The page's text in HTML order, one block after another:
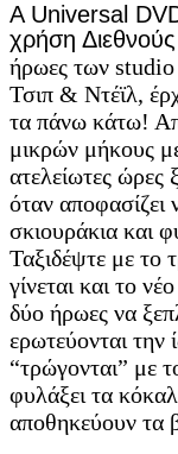
A Universal
χρήση Διεθνούς
ήρωες των studio
Τσιπ & Ντέϊλ,
τα πάνω κάτω!
μικρών μήκους
ατελείωτες ώρες
όταν αποφασίζει
σκιουράκια και
Ταξιδέψτε με το
γίνεται και το
δύο ήρωες να
ερωτεύονται την
“τρώγονται” με
φυλάξει τα
αποθηκεύουν τα